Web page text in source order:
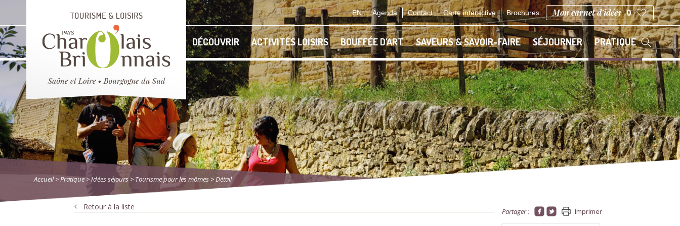
EN Agenda Contact Carte interactive Brochures Mon carnet d'idées 0
DÉCOUVRIR ACTIVITÉS LOISIRS BOUFFÉE D'ART SAVEURS & SAVOIR-FAIRE SÉJOURNER PRATIQUE
Accueil> Pratique>Idées séjours> Tourisme pour les mômes> Détail
Retour à la liste Partager : Imprimer